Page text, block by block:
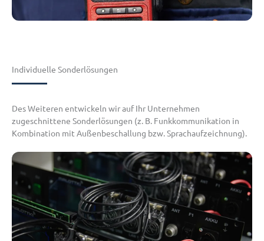
Individuelle Sonderlösungen
Des Weiteren entwickeln wir auf Ihr Unternehmen
zugeschnittene Sonderlösungen (z. B. Funkkommunikation in
Kombination mit Außenbeschallung bzw. Sprachaufzeichnung).